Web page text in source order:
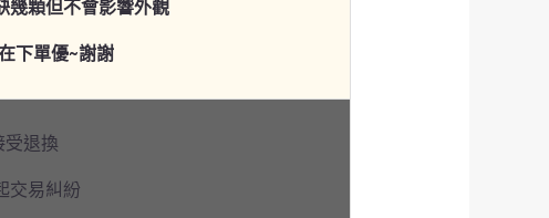
幾顆但不會影響外觀
下單優~謝謝
受退換
交易糾紛